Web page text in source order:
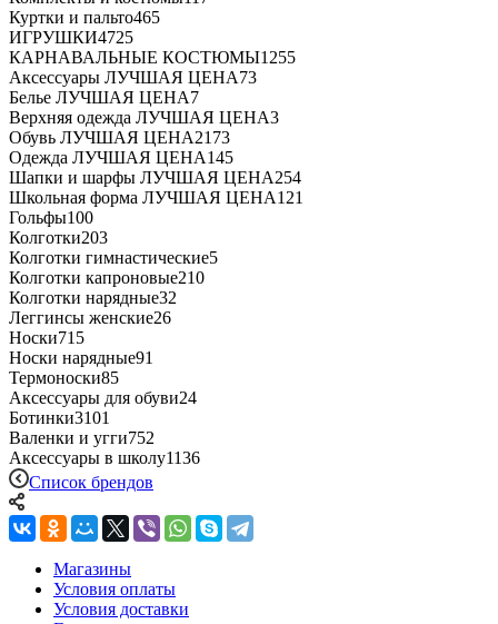
Куртки и пальто465
ИГРУШКИ4725
КАРНАВАЛЬНЫЕ КОСТЮМЫ1255
Аксессуары ЛУЧШАЯ ЦЕНА73
Белье ЛУЧШАЯ ЦЕНА7
Верхняя одежда ЛУЧШАЯ ЦЕНА3
Обувь ЛУЧШАЯ ЦЕНА2173
Одежда ЛУЧШАЯ ЦЕНА145
Шапки и шарфы ЛУЧШАЯ ЦЕНА254
Школьная форма ЛУЧШАЯ ЦЕНА121
Гольфы100
Колготки203
Колготки гимнастические5
Колготки капроновые210
Колготки нарядные32
Леггинсы женские26
Носки715
Носки нарядные91
Термоноски85
Аксессуары для обуви24
Ботинки3101
Валенки и угги752
Аксессуары в школу1136
Список брендов
Магазины
Условия оплаты
Условия доставки